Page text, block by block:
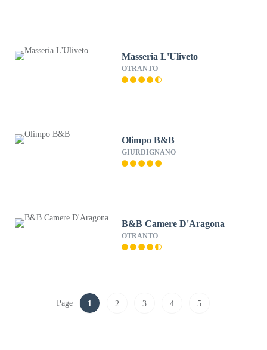
Masseria L'Uliveto
OTRANTO
Olimpo B&B
GIURDIGNANO
B&B Camere D'Aragona
OTRANTO
Page 1 2 3 4 5